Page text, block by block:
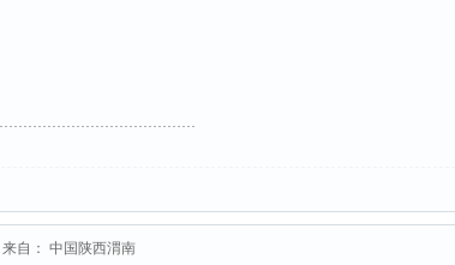
来自： 中国陕西渭南